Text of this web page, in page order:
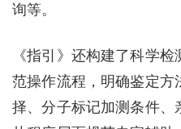
询等。
《指引》还构建了科学
范操作流程，明确鉴定方
择、分子标记加测条件、